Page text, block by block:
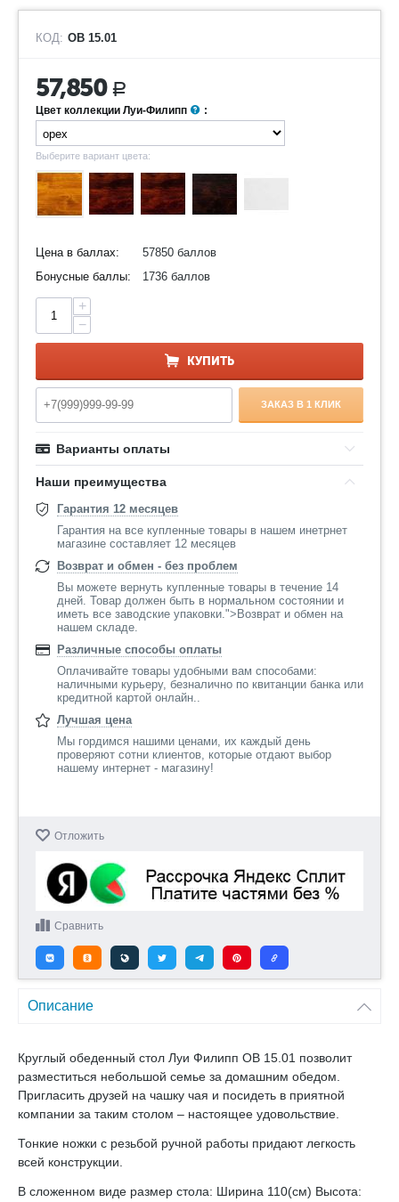
КОД: ОВ 15.01
57,850 Р
Цвет коллекции Луи-Филипп :
Выберите вариант цвета:
Цена в баллах:
57850 баллов
Бонусные баллы:
1736 баллов
+
−
КУПИТЬ
ЗАКАЗ В 1 КЛИК
Варианты оплаты
Наши преимущества
Гарантия 12 месяцев
Гарантия на все купленные товары в нашем инетрнет
магазине составляет 12 месяцев
Возврат и обмен - без проблем
Вы можете вернуть купленные товары в течение 14
дней. Товар должен быть в нормальном состоянии и
иметь все заводские упаковки.">Возврат и обмен на
нашем складе.
Различные способы оплаты
Оплачивайте товары удобными вам способами:
наличными курьеру, безналично по квитанции банка или
кредитной картой онлайн..
Лучшая цена
Мы гордимся нашими ценами, их каждый день
проверяют сотни клиентов, которые отдают выбор
нашему интернет - магазину!
Отложить
Сравнить
Описание
Круглый обеденный стол Луи Филипп ОВ 15.01 позволит
разместиться небольшой семье за домашним обедом.
Пригласить друзей на чашку чая и посидеть в приятной
компании за таким столом – настоящее удовольствие.
Тонкие ножки с резьбой ручной работы придают легкость
всей конструкции.
В сложенном виде размер стола: Ширина 110(см) Высота: